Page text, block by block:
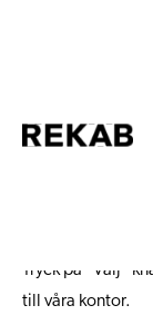
KONTAKT
Tryck på ”Välj”
till våra kontor.